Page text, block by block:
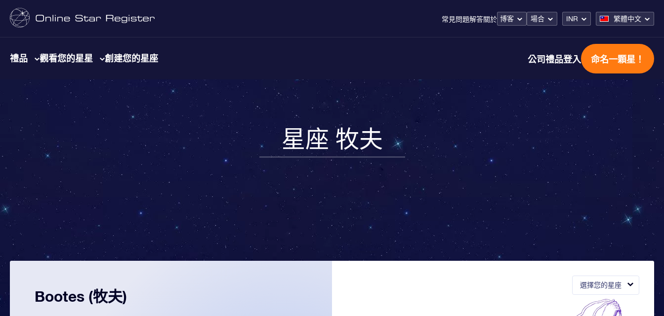
常見問題解答關於 博客 場合 INR 繁體中文
禮品 觀看您的星星 創建您的星座 公司禮品登入 命名一顆星！
星座 牧夫
選擇您的星座
Bootes (牧夫)